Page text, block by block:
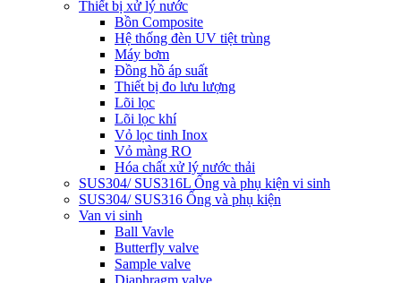
Thiết bị xử lý nước
Bồn Composite
Hệ thống đèn UV tiệt trùng
Máy bơm
Đồng hồ áp suất
Thiết bị đo lưu lượng
Lõi lọc
Lõi lọc khí
Vỏ lọc tinh Inox
Vỏ màng RO
Hóa chất xử lý nước thải
SUS304/ SUS316L Ống và phụ kiện vi sinh
SUS304/ SUS316 Ống và phụ kiện
Van vi sinh
Ball Vavle
Butterfly valve
Sample valve
Diaphragm valve